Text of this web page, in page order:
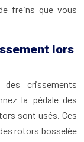
freins que vous
lors
crissements
la pédale des
sont usés. Ces
rotors bosselée